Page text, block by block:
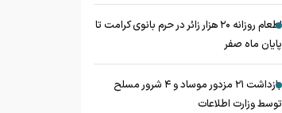
اطعام روزانه ۲۰ هزار زائر در حرم بانوی کرامت تا
پایان ماه صفر
بازداشت ۲۱ مزدور موساد و ۴ شرور مسلح
توسط وزارت اطلاعات